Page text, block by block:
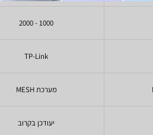
1000 - 2000
TP-Link
מערכת MESH
יעודכן בקרוב